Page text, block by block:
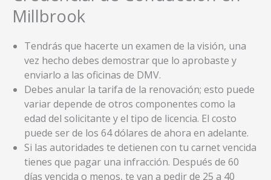
Millbrook
Tendrás que hacerte un examen de la visión, una
vez hecho debes demostrar que lo aprobaste y
enviarlo a las oficinas de DMV.
Debes anular la tarifa de la renovación; esto puede
variar depende de otros componentes como la
edad del solicitante y el tipo de licencia. El costo
puede ser de los 64 dólares de ahora en adelante.
Si las autoridades te detienen con tu carnet vencida
tienes que pagar una infracción. Después de 60
días vencida o menos, te van a pedir de 25 a 40